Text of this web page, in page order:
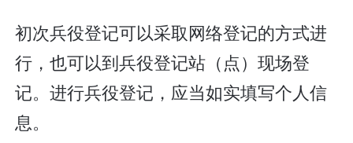
初次兵役登记可以采取网络登记的方式进
行，也可以到兵役登记站（点）现场登
记。进行兵役登记，应当如实填写个人信
息。